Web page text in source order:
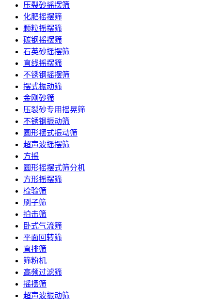
压裂砂摇摆筛
化肥摇摆筛
颗粒摇摆筛
碳钢摇摆筛
石英砂摇摆筛
直线摇摆筛
不锈钢摇摆筛
摆式振动筛
金刚砂筛
压裂砂专用摇晃筛
不锈钢振动筛
圆形摆式振动筛
超声波摇摆筛
方摇
圆形摇摆式筛分机
方形摇摆筛
检验筛
刷子筛
拍击筛
卧式气流筛
平面回转筛
直排筛
筛粉机
高频过滤筛
摇摆筛
超声波振动筛